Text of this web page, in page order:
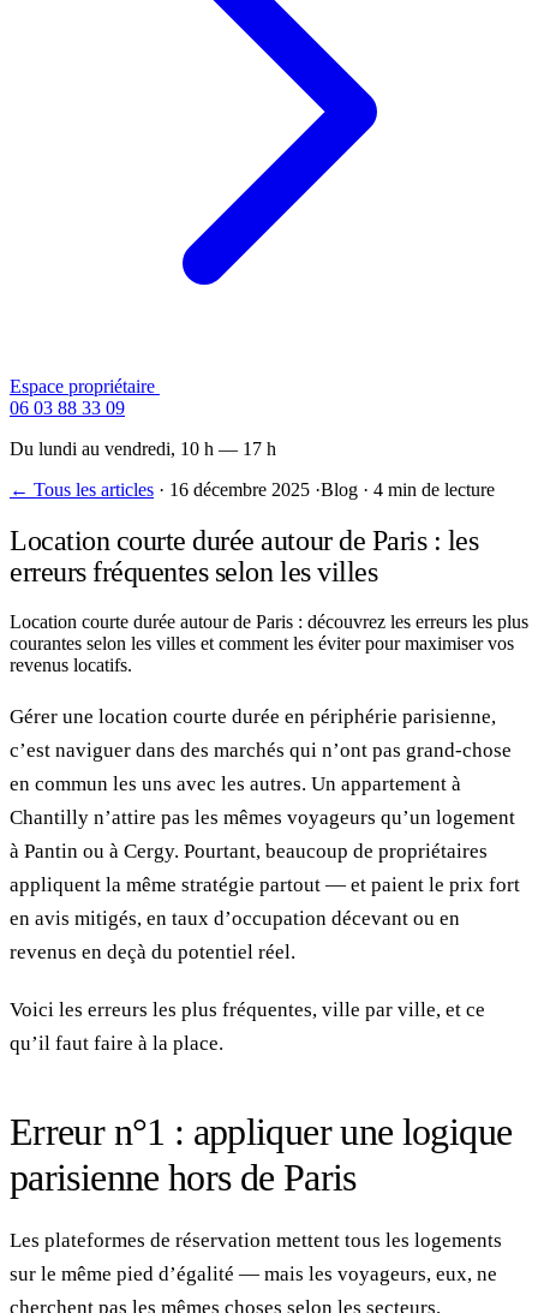
Espace propriétaire
06 03 88 33 09
Du lundi au vendredi, 10 h — 17 h
← Tous les articles · 16 décembre 2025 ·Blog · 4 min de lecture
Location courte durée autour de Paris : les
erreurs fréquentes selon les villes
Location courte durée autour de Paris : découvrez les erreurs les plus
courantes selon les villes et comment les éviter pour maximiser vos
revenus locatifs.
Gérer une location courte durée en périphérie parisienne,
c’est naviguer dans des marchés qui n’ont pas grand-chose
en commun les uns avec les autres. Un appartement à
Chantilly n’attire pas les mêmes voyageurs qu’un logement
à Pantin ou à Cergy. Pourtant, beaucoup de propriétaires
appliquent la même stratégie partout — et paient le prix fort
en avis mitigés, en taux d’occupation décevant ou en
revenus en deçà du potentiel réel.
Voici les erreurs les plus fréquentes, ville par ville, et ce
qu’il faut faire à la place.
Erreur n°1 : appliquer une logique
parisienne hors de Paris
Les plateformes de réservation mettent tous les logements
sur le même pied d’égalité — mais les voyageurs, eux, ne
cherchent pas les mêmes choses selon les secteurs.